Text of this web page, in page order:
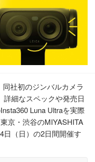
社初のジンバルカメラ
詳細なスペックや発売日
Luna Ultraを実際
京・渋谷のMIYASHITA
日（日）の2日間開催す